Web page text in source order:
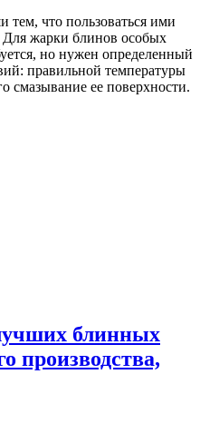
тем, что пользоваться ими
жарки блинов особых
но нужен определенный
правильной температуры
смазывание ее поверхности.
блинных
производства,